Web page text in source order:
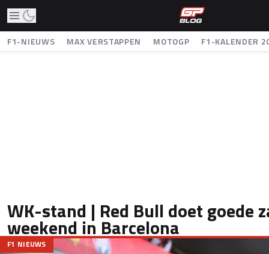
F1-NIEUWS MAX VERSTAPPEN MOTOGP F1-KALENDER
WK-stand | Red Bull doet goede
weekend in Barcelona
F1 NIEUWS